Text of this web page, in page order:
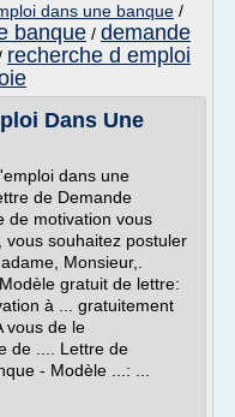
dans une banque /
banque / demande
recherche d emploi
Dans Une
dans une
de Demande
de motivation vous
souhaitez postuler
Monsieur,.
gratuit de lettre:
à ... gratuitement
vous de le
de .... Lettre de
- Modèle ...: ...